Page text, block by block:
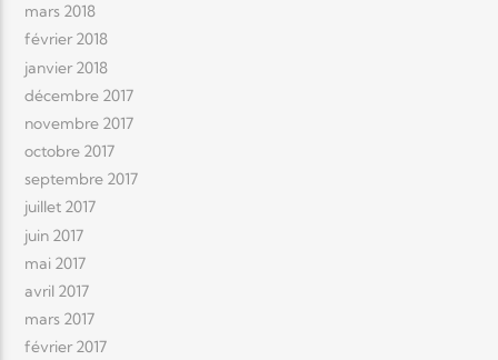
mars 2018
février 2018
janvier 2018
décembre 2017
novembre 2017
octobre 2017
septembre 2017
juillet 2017
juin 2017
mai 2017
avril 2017
mars 2017
février 2017